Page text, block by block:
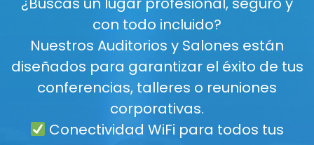
con todo incluido?
Nuestros Auditorios y Salones están
diseñados para garantizar el éxito de tus
conferencias, talleres o reuniones
corporativas.
Conectividad WiFi para todos tus